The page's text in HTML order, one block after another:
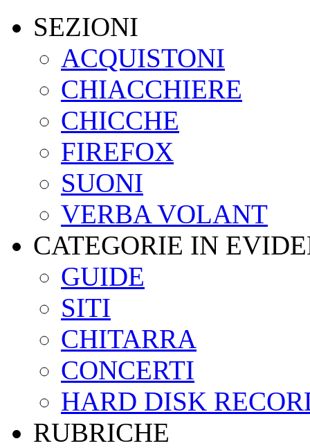
SEZIONI
ACQUISTONI
CHIACCHIERE
CHICCHE
FIREFOX
SUONI
VERBA VOLANT
CATEGORIE IN
GUIDE
SITI
CHITARRA
CONCERTI
HARD DISK
RUBRICHE